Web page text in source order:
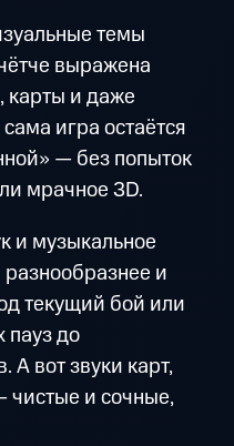
темы
выражена
карты и даже
игра остаётся
— без попыток
мрачное 3D.
и музыкальное
и
текущий бой или
пауз до
А вот звуки карт,
чистые и сочные,